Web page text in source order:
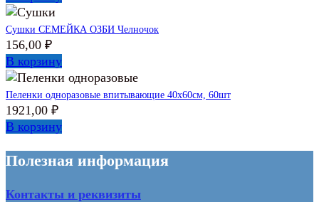
Сушки СЕМЕЙКА ОЗБИ Челночок
156,00 ₽
В корзину
Пеленки одноразовые впитывающие 40х60см, 60шт
1921,00 ₽
В корзину
Полезная информация
Контакты и реквизиты